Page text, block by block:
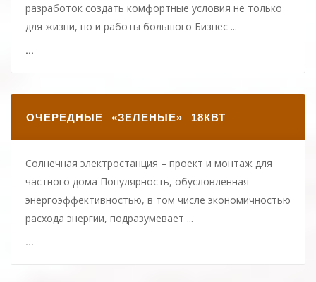
разработок создать комфортные условия не только
для жизни, но и работы большого Бизнес ...
...
ОЧЕРЕДНЫЕ «ЗЕЛЕНЫЕ» 18КВТ
Солнечная электростанция – проект и монтаж для
частного дома Популярность, обусловленная
энергоэффективностью, в том числе экономичностью
расхода энергии, подразумевает ...
...